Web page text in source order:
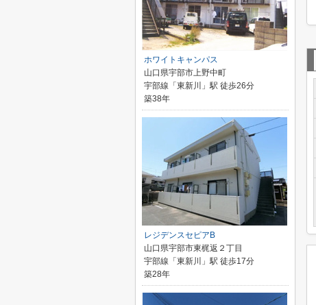
ホワイトキャンパス
山口県宇部市上野中町
宇部線「東新川」駅 徒歩26分
築38年
レジデンスセピアB
山口県宇部市東梶返２丁目
宇部線「東新川」駅 徒歩17分
築28年